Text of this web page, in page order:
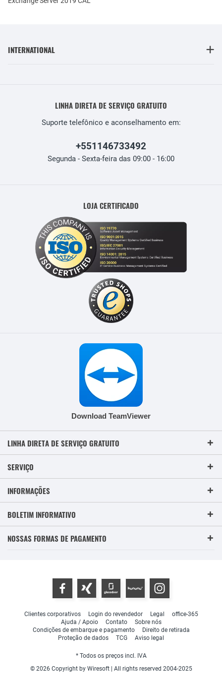
INTERNATIONAL
LINHA DIRETA DE SERVIÇO GRATUITO
Suporte telefônico e aconselhamento em:
+551146733492
Segunda - Sexta-feira das 09:00 - 16:00
LOJA CERTIFICADO
Download TeamViewer
LINHA DIRETA DE SERVIÇO GRATUITO
SERVIÇO
INFORMAÇÕES
BOLETIM INFORMATIVO
NOSSAS FORMAS DE PAGAMENTO
Clientes corporativos Login do revendedor Legal
office-365
Ajuda / Apoio
Contato
Sobre nós
Condições de embarque e pagamento
Direito de retirada
Proteção de dados
TCG Aviso legal
* Todos os preços incl. IVA
© 2026 Copyright by Wiresoft | All rights reserved 2004-2025